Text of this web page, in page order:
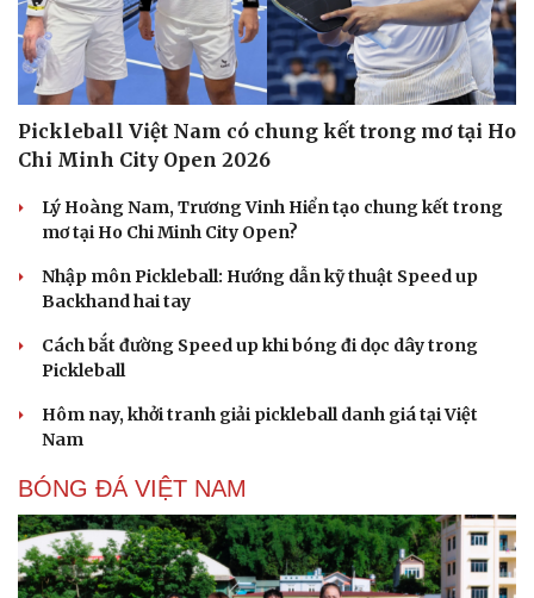
Pickleball Việt Nam có chung kết trong mơ tại Ho
Chi Minh City Open 2026
Lý Hoàng Nam, Trương Vinh Hiển tạo chung kết trong
mơ tại Ho Chi Minh City Open?
Nhập môn Pickleball: Hướng dẫn kỹ thuật Speed up
Backhand hai tay
Cách bắt đường Speed up khi bóng đi dọc dây trong
Pickleball
Hôm nay, khởi tranh giải pickleball danh giá tại Việt
Nam
BÓNG ĐÁ VIỆT NAM